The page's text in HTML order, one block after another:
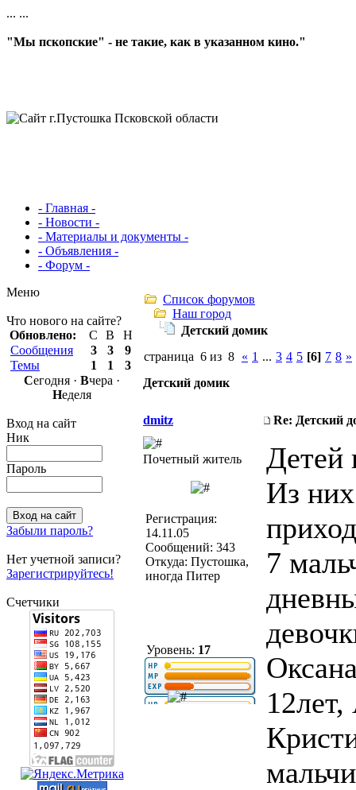
... ...
"Мы пскопские" - не такие, как в указанном кино."
- Главная -
- Новости -
- Материалы и документы -
- Объявления -
- Форум -
Меню
Что нового на сайте?
Обновлено:
С В
Н
Сообщения
3 3
9
Темы
1 1
3
Сегодня · Вчера ·
Неделя
Вход на сайт
Ник
Пароль
Забыли пароль?
Нет учетной записи?
Зарегистрируйтесь!
Счетчики
Список форумов
Наш город
Детский домик
страница 6 из 8 « 1 ... 3 4 5 [6] 7 8 »
Детский домик
dmitz Re: Детский
Почетный житель
Регистрация:
14.11.05
Сообщений: 343
Откуда: Пустошка,
иногда Питер
Уровень: 17
Детей
Из
7